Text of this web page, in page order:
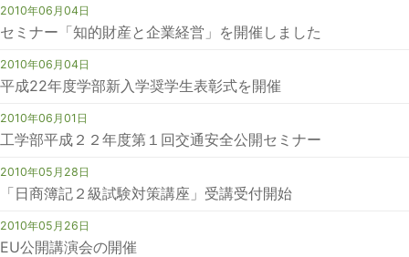
2010年06月04日
セミナー「知的財産と企業経営」を開催しました
2010年06月04日
平成22年度学部新入学奨学生表彰式を開催
2010年06月01日
工学部平成２２年度第１回交通安全公開セミナー
2010年05月28日
「日商簿記２級試験対策講座」受講受付開始
2010年05月26日
EU公開講演会の開催